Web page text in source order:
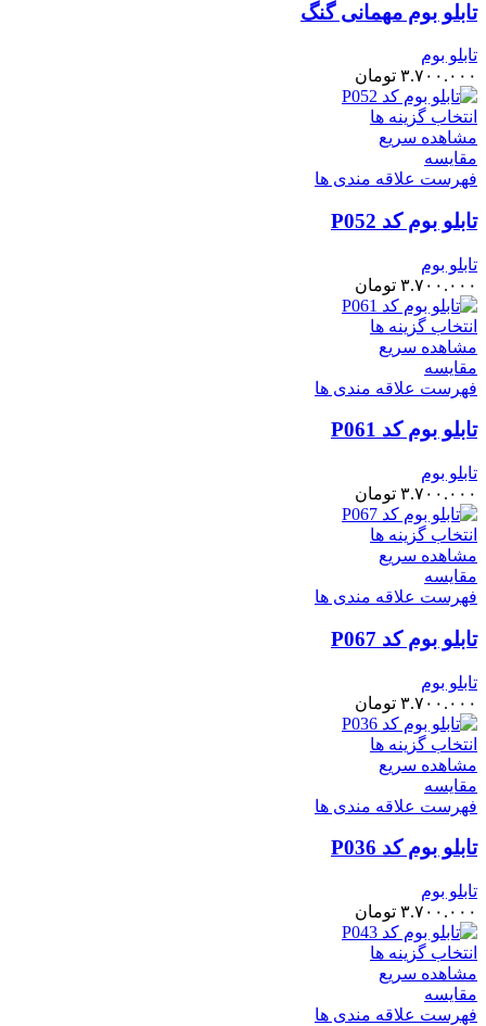
تابلو بوم مهمانی گنگ
تابلو بوم
۳.۷۰۰.۰۰۰ تومان
انتخاب گزینه ها
مشاهده سریع
مقایسه
فهرست علاقه مندی ها
تابلو بوم کد P052
تابلو بوم
۳.۷۰۰.۰۰۰ تومان
انتخاب گزینه ها
مشاهده سریع
مقایسه
فهرست علاقه مندی ها
تابلو بوم کد P061
تابلو بوم
۳.۷۰۰.۰۰۰ تومان
انتخاب گزینه ها
مشاهده سریع
مقایسه
فهرست علاقه مندی ها
تابلو بوم کد P067
تابلو بوم
۳.۷۰۰.۰۰۰ تومان
انتخاب گزینه ها
مشاهده سریع
مقایسه
فهرست علاقه مندی ها
تابلو بوم کد P036
تابلو بوم
۳.۷۰۰.۰۰۰ تومان
انتخاب گزینه ها
مشاهده سریع
مقایسه
فهرست علاقه مندی ها